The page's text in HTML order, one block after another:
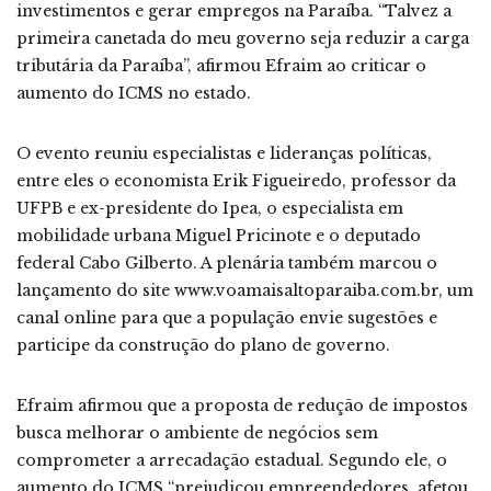
investimentos e gerar empregos na Paraíba. “Talvez a
primeira canetada do meu governo seja reduzir a carga
tributária da Paraíba”, afirmou Efraim ao criticar o
aumento do ICMS no estado.
O evento reuniu especialistas e lideranças políticas,
entre eles o economista Erik Figueiredo, professor da
UFPB e ex-presidente do Ipea, o especialista em
mobilidade urbana Miguel Pricinote e o deputado
federal Cabo Gilberto. A plenária também marcou o
lançamento do site www.voamaisaltoparaiba.com.br, um
canal online para que a população envie sugestões e
participe da construção do plano de governo.
Efraim afirmou que a proposta de redução de impostos
busca melhorar o ambiente de negócios sem
comprometer a arrecadação estadual. Segundo ele, o